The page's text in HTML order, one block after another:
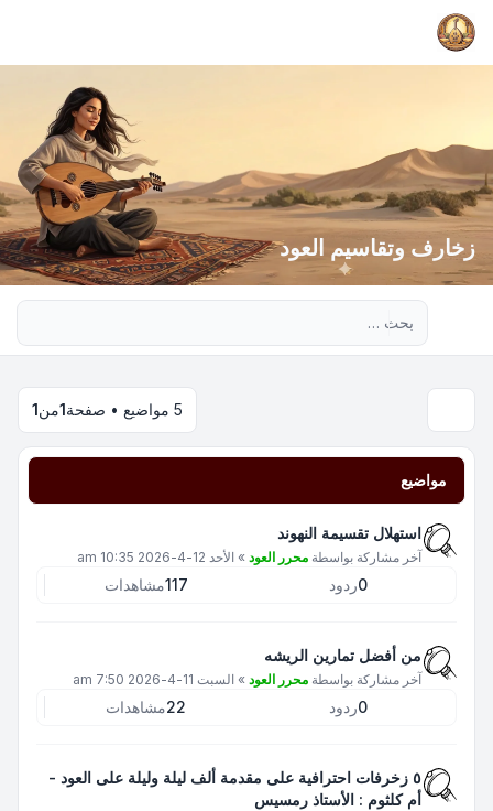
زخارف وتقاسيم العود
5 مواضيع • صفحة 1من1
مواضيع
استهلال تقسيمة النهوند
آخر مشاركة بواسطة محرر العود » الأحد 12-4-2026 10:35 am
0ردود 117مشاهدات
من أفضل تمارين الريشه
آخر مشاركة بواسطة محرر العود » السبت 11-4-2026 7:50 am
0ردود 22مشاهدات
٥ زخرفات احترافية على مقدمة ألف ليلة وليلة على العود -
أم كلثوم : الأستاذ رمسيس